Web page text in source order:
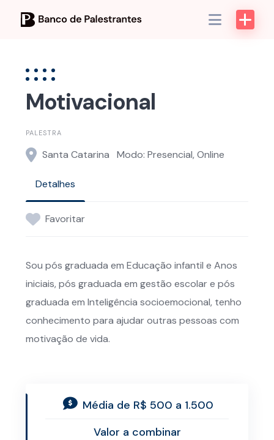
Motivacional
PALESTRA
Santa Catarina Modo: Presencial, Online
Detalhes
Favoritar
Sou pós graduada em Educação infantil e Anos
iniciais, pós graduada em gestão escolar e pós
graduada em Inteligência socioemocional, tenho
conhecimento para ajudar outras pessoas com
motivação de vida.
Média de R$ 500 a 1.500
Valor a combinar